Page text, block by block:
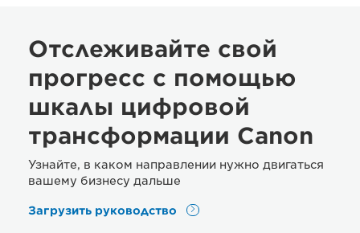
Отслеживайте свой
прогресс с помощью
шкалы цифровой
трансформации Canon
Узнайте, в каком направлении нужно двигаться
вашему бизнесу дальше
Загрузить руководство